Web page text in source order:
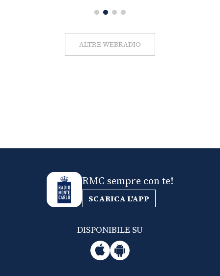
ALTRE WEBRADIO
RMC sempre con te!
SCARICA L'APP
DISPONIBILE SU